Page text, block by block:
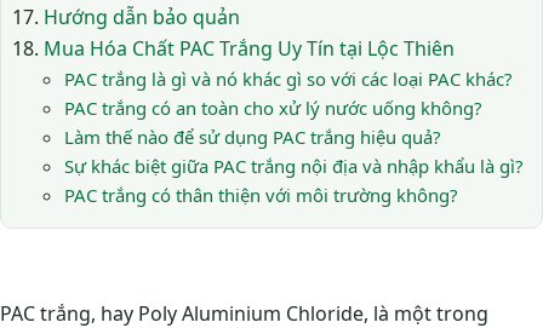
Hướng dẫn bảo quản
Mua Hóa Chất PAC Trắng Uy Tín tại Lộc Thiên
PAC trắng là gì và nó khác gì so với các loại PAC khác?
PAC trắng có an toàn cho xử lý nước uống không?
Làm thế nào để sử dụng PAC trắng hiệu quả?
Sự khác biệt giữa PAC trắng nội địa và nhập khẩu là gì?
PAC trắng có thân thiện với môi trường không?
PAC trắng, hay Poly Aluminium Chloride, là một trong